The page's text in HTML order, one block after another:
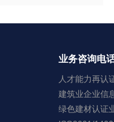
业务咨询电
人才能力再认
建筑业企业信
绿色建材认证